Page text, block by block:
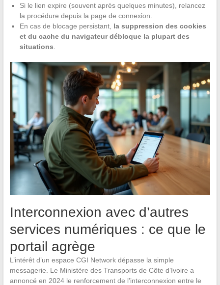
Si le lien expire (souvent après quelques minutes), relancez
la procédure depuis la page de connexion.
En cas de blocage persistant, la suppression des cookies
et du cache du navigateur débloque la plupart des
situations
Interconnexion avec d’autres
services numériques : ce que le
portail agrège
L’intérêt d’un espace CGI Network dépasse la simple
messagerie. Le Ministère des Transports de Côte d’Ivoire a
annoncé en 2024 le renforcement de l’interconnexion entre le